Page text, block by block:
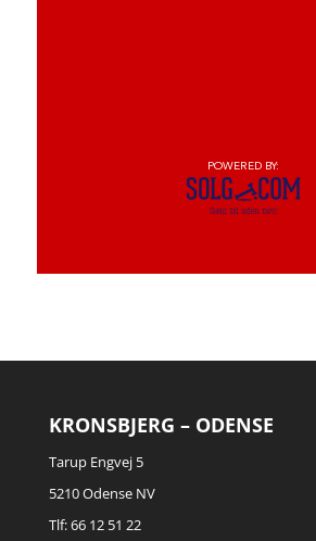
KRONSBJERG – ODENSE
Tarup Engvej 5
5210 Odense NV
Tlf: 66 12 51 22